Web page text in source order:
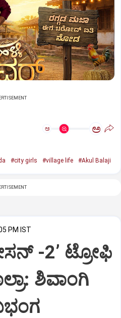
ಅ ಅ
#city girls #village life #Akul Balaji
PM IST
-2ʼ ಟ್ರೋಫಿ
ಶಿವಾಂಗಿ